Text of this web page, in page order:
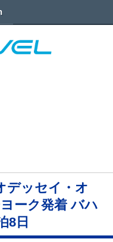
デッセイ・オ
ーク発着 バハ
8日